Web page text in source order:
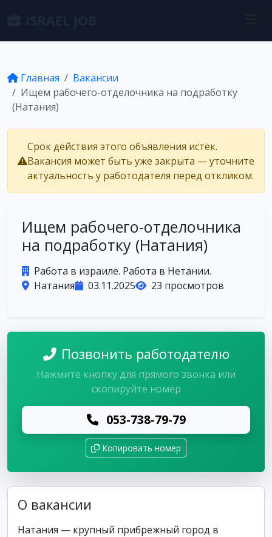
Главная
Вакансии
Ищем рабочего-отделочника на подработку
(Натания)
Срок действия этого объявления истёк.
Вакансия может быть уже закрыта — уточните
актуальность у работодателя перед откликом.
Ищем рабочего-отделочника
на подработку (Натания)
Работа в израиле. Работа в Нетании.
Натания
03.11.2025 23 просмотров
Позвонить работодателю
Нажмите кнопку для прямого звонка или
скопируйте номер
053-738-79-79
Копировать номер
О вакансии
Натания — крупный прибрежный город в